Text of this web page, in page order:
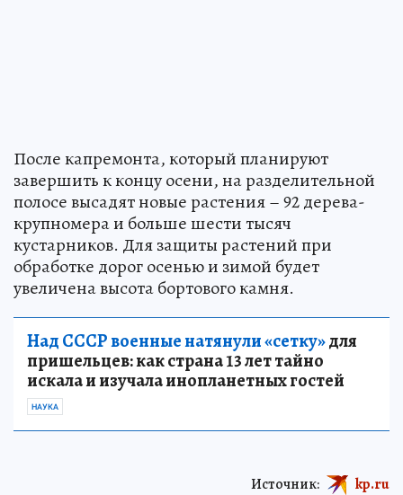
После капремонта, который планируют
завершить к концу осени, на разделительной
полосе высадят новые растения – 92 дерева-
крупномера и больше шести тысяч
кустарников. Для защиты растений при
обработке дорог осенью и зимой будет
увеличена высота бортового камня.
Над СССР военные натянули «сетку»для
пришельцев: как страна 13 лет тайно
искала и изучала инопланетных гостей
НАУКА
Источник: kp.ru